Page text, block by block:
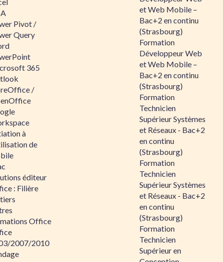
Pivot /
Query
365
/
à
de
éditeur
: Filière
Office
2007/2010
et Web Mobile –
Bac+2 en continu
(Strasbourg)
Formation
Développeur Web
et Web Mobile –
Bac+2 en continu
(Strasbourg)
Formation
Technicien
Supérieur Systèmes
et Réseaux - Bac+2
en continu
(Strasbourg)
Formation
Technicien
Supérieur Systèmes
et Réseaux - Bac+2
en continu
(Strasbourg)
Formation
Technicien
Supérieur en